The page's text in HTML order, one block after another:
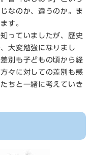
なのか、違うのか。ま
す。
っていましたが、歴史
大変勉強になりまし
別も子どもの頃から経
々に対しての差別も感
ちと一緒に考えていき